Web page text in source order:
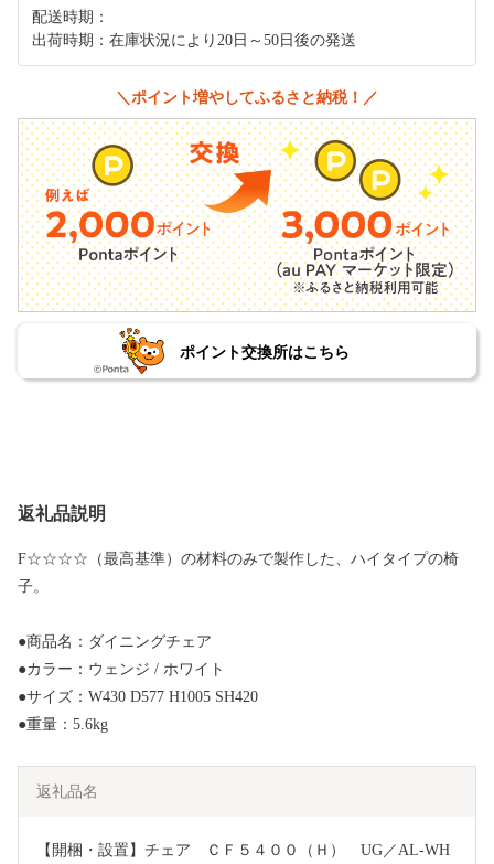
配送時期：
出荷時期：在庫状況により20日～50日後の発送
＼ポイント増やしてふるさと納税！／
ポイント交換所はこちら
返礼品説明
F☆☆☆☆（最高基準）の材料のみで製作した、ハイタイプの椅
子。
●商品名：ダイニングチェア
●カラー：ウェンジ / ホワイト
●サイズ：W430 D577 H1005 SH420
●重量：5.6kg
返礼品名
【開梱・設置】チェア　ＣＦ５４００（Ｈ）　UG／AL-WH